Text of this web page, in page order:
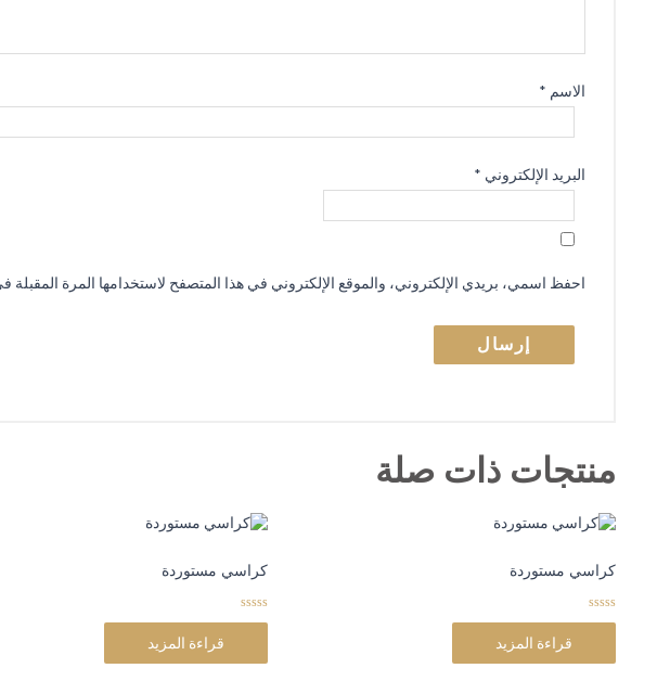
الاسم *
البريد الإلكتروني *
احفظ اسمي، بريدي الإلكتروني، والموقع الإلكتروني في هذا المتصفح لاستخدامها المرة المقبلة
منتجات ذات صلة
كراسي مستوردة
0
t
قراءة المزيد
كراسي مستوردة
0
t
قراءة المزيد